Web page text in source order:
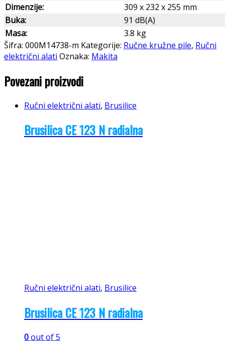
Dimenzije:
309 x 232 x 255 mm
Buka:
91 dB(A)
Masa:
3.8 kg
Šifra: 000M14738-m Kategorije: Ručne kružne pile, Ručni
električni alati Oznaka: Makita
Povezani proizvodi
Ručni električni alati, Brusilice
Brusilica CE 123 N radialna
Ručni električni alati, Brusilice
Brusilica CE 123 N radialna
0out of 5